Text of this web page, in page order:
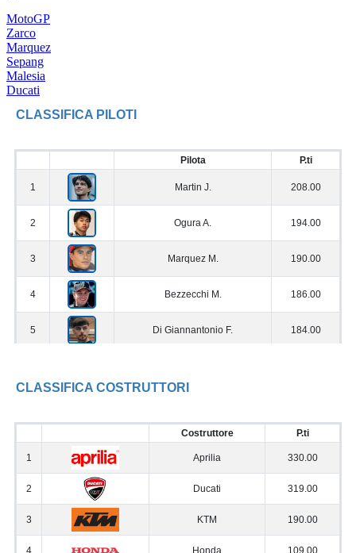
MotoGP
Zarco
Marquez
Sepang
Malesia
Ducati